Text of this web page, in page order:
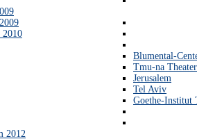
Blumental-
Tmu-na Theater
Jerusalem
Tel Aviv
Goethe-Institut
2012